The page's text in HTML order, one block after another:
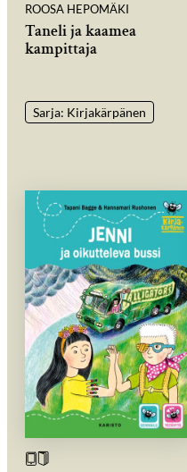
ROOSA HEPOMÄKI
Taneli ja kaamea
kampittaja
Sarja: Kirjakärpänen